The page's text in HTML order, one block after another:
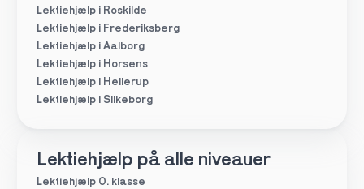
Lektiehjælp i Roskilde
Lektiehjælp i Frederiksberg
Lektiehjælp i Aalborg
Lektiehjælp i Horsens
Lektiehjælp i Hellerup
Lektiehjælp i Silkeborg
Lektiehjælp på alle niveauer
Lektiehjælp 0. klasse